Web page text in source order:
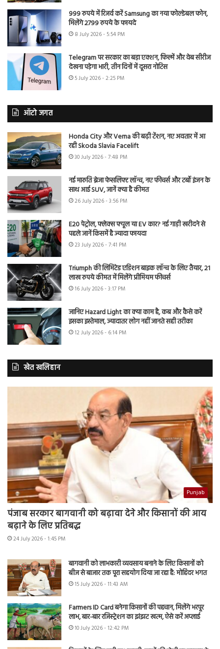
999 रुपये में रिजर्व करें Samsung का नया फोल्डेबल फोन,
मिलेंगे 2799 रुपये के फायदे
8 July 2026 - 5:54 PM
Telegram पर सरकार का बड़ा एक्शन, फिल्में और वेब सीरीज
देखना पड़ेगा भारी, तीन दिनों में दूसरा नोटिस
5 July 2026 - 2:25 PM
ऑटो जगत
Honda City और Verna की बढ़ी टेंशन, नए अवतार में आ
रही Skoda Slavia Facelift
30 July 2026 - 7:48 PM
नई मारुति ब्रेजा फेसलिफ्ट लॉन्च, नए फीचर्स और टर्बो इंजन के
साथ आई SUV, जानें क्या है कीमत
26 July 2026 - 3:56 PM
E20 पेट्रोल, फ्लेक्स फ्यूल या EV कार? नई गाड़ी खरीदने से
पहले जानें किसमें है ज्यादा फायदा
23 July 2026 - 7:41 PM
Triumph की लिमिटेड एडिशन बाइक लॉन्च के लिए तैयार, 21
लाख रुपये कीमत में मिलेंगे प्रीमियम फीचर्स
16 July 2026 - 3:17 PM
जानिए Hazard Light का क्या काम है, कब और कैसे करें
इसका इस्तेमाल, ज्यादातर लोग नहीं जानते सही तरीका
12 July 2026 - 6:14 PM
खेत खलिहान
Punjab
पंजाब सरकार बागवानी को बढ़ावा देने और किसानों की आय
बढ़ाने के लिए प्रतिबद्ध
24 July 2026 - 1:45 PM
बागवानी को लाभकारी व्यवसाय बनाने के लिए किसानों को
बीज से बाजार तक पूरा सहयोग दिया जा रहा है: मोहिंदर भगत
15 July 2026 - 11:43 AM
Farmers ID Card बनेगा किसानों की पहचान, मिलेंगे भरपूर
लाभ, बार-बार रजिस्ट्रेशन का झंझट खत्म, ऐसे करें अप्लाई
10 July 2026 - 12:42 PM